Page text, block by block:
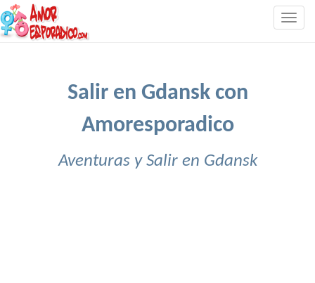
Salir en Gdansk con
Amoresporadico
Aventuras y Salir en Gdansk